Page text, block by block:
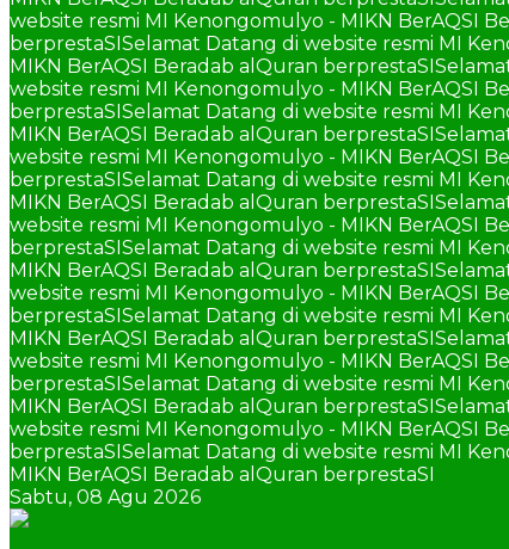
website resmi MI Kenongomulyo - MIKN BerAQSI
berprestaSISelamat Datang di website resmi MI
MIKN BerAQSI Beradab alQuran berprestaSI
website resmi MI Kenongomulyo - MIKN BerAQSI
berprestaSISelamat Datang di website resmi MI
MIKN BerAQSI Beradab alQuran berprestaSI
website resmi MI Kenongomulyo - MIKN BerAQSI
berprestaSISelamat Datang di website resmi MI
MIKN BerAQSI Beradab alQuran berprestaSI
website resmi MI Kenongomulyo - MIKN BerAQSI
berprestaSISelamat Datang di website resmi MI
MIKN BerAQSI Beradab alQuran berprestaSI
website resmi MI Kenongomulyo - MIKN BerAQSI
berprestaSISelamat Datang di website resmi MI
MIKN BerAQSI Beradab alQuran berprestaSI
website resmi MI Kenongomulyo - MIKN BerAQSI
berprestaSISelamat Datang di website resmi MI
MIKN BerAQSI Beradab alQuran berprestaSI
website resmi MI Kenongomulyo - MIKN BerAQSI
berprestaSISelamat Datang di website resmi MI
MIKN BerAQSI Beradab alQuran berprestaSI
Sabtu, 08 Agu 2026